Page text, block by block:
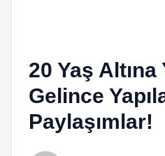
20 Yaş Altına
Gelince
Paylaşımlar!